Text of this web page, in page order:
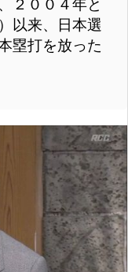
２００４年と
以来、日本選
塁打を放った